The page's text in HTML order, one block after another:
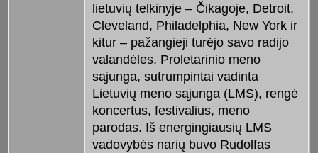
lietuvių telkinyje – Čikagoje, Detroit,
Cleveland, Philadelphia, New York ir
kitur – pažangieji turėjo savo radijo
valandėles. Proletarinio meno
sąjunga, sutrumpintai vadinta
Lietuvių meno sąjunga (LMS), rengė
koncertus, festivalius, meno
parodas. Iš energingiausių LMS
vadovybės narių buvo Rudolfas